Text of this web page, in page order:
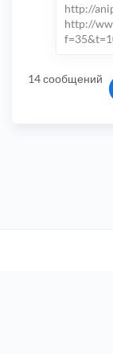
http://
http://
14 сообщений